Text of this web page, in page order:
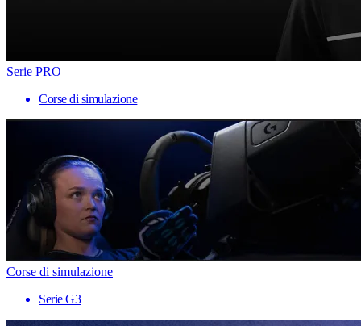
Serie PRO
Corse di simulazione
Corse di simulazione
Serie G3